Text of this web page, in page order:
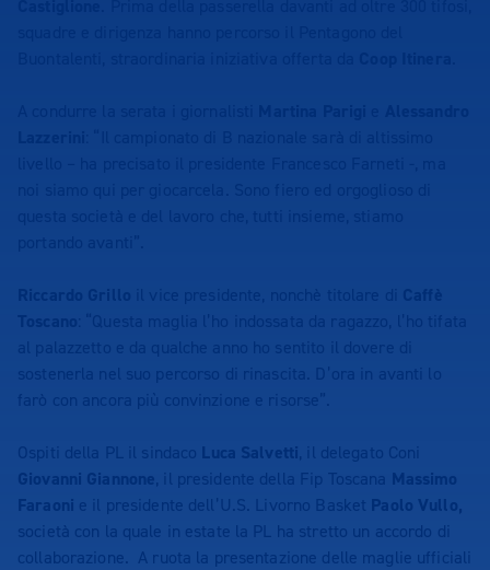
Ospiti della PL il sindaco Luca Salvetti, il delegato Coni
Giovanni Giannone, il presidente della Fip Toscana Massimo
Faraoni e il presidente dell’U.S. Livorno Basket Paolo Vullo,
società con la quale in estate la PL ha stretto un accordo di
collaborazione. A ruota la presentazione delle maglie ufficiali